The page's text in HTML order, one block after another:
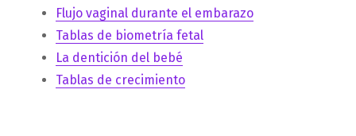
Flujo vaginal durante el embarazo
Tablas de biometría fetal
La dentición del bebé
Tablas de crecimiento